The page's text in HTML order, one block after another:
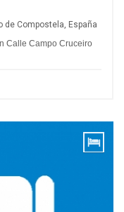
de Compostela, España
Calle Campo Cruceiro